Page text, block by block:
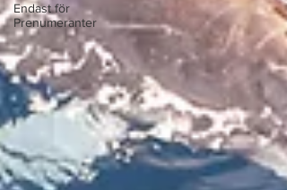
Endast för
Prenumeranter